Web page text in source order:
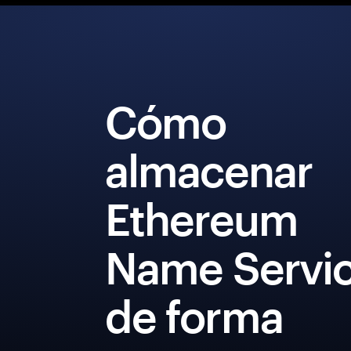
Cómo
almacenar
Ethereum
Name
de forma